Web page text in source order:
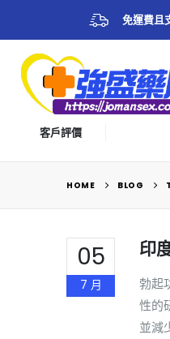
免運費且
客戶評價
HOME BLOG
05
7 月
印
勃起
性的
並減